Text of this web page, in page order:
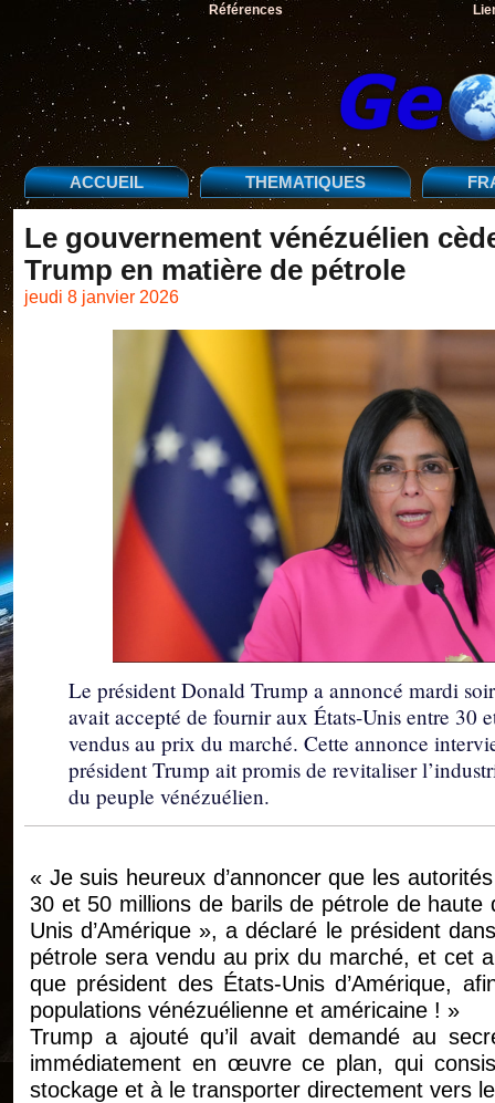
Références
ACCUEIL THEMATIQUES
Le gouvernement vénézuélien
Trump en matière de pétrole
jeudi 8 janvier 2026
Le président Donald Trump a annoncé mardi
avait accepté de fournir aux États-Unis entre 30
vendus au prix du marché. Cette annonce
président Trump ait promis de revitaliser
du peuple vénézuélien.
« Je suis heureux d’annoncer que les
30 et 50 millions de barils de pétrole de
Unis d’Amérique », a déclaré le président
pétrole sera vendu au prix du marché, et cet
que président des États-Unis d’Amérique,
populations vénézuélienne et américaine ! »
Trump a ajouté qu’il avait demandé au
immédiatement en œuvre ce plan, qui
stockage et à le transporter directement vers